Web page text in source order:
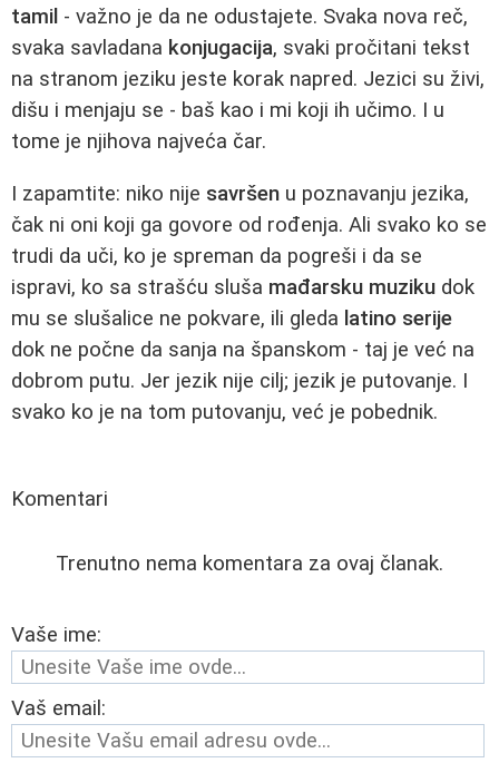
tamil - važno je da ne odustajete. Svaka nova reč,
svaka savladana konjugacija, svaki pročitani tekst
na stranom jeziku jeste korak napred. Jezici su živi,
dišu i menjaju se - baš kao i mi koji ih učimo. I u
tome je njihova najveća čar.
I zapamtite: niko nije savršen u poznavanju jezika,
čak ni oni koji ga govore od rođenja. Ali svako ko se
trudi da uči, ko je spreman da pogreši i da se
ispravi, ko sa strašću sluša mađarsku muziku dok
mu se slušalice ne pokvare, ili gleda latino serije
dok ne počne da sanja na španskom - taj je već na
dobrom putu. Jer jezik nije cilj; jezik je putovanje. I
svako ko je na tom putovanju, već je pobednik.
Komentari
Trenutno nema komentara za ovaj članak.
Vaše ime:
Vaš email: